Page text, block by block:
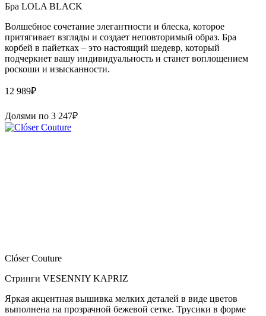
Бра LOLA BLACK
Волшебное сочетание элегантности и блеска, которое
притягивает взгляды и создает неповторимый образ. Бра
корбей в пайетках – это настоящий шедевр, который
подчеркнет вашу индивидуальность и станет воплощением
роскоши и изысканности.
12 989₽
Долями по 3 247₽
Clóser Couture
Стринги VESENNIY KAPRIZ
Яркая акцентная вышивка мелких деталей в виде цветов
выполнена на прозрачной бежевой сетке. Трусики в форме